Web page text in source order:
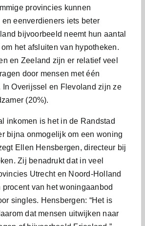
provincies kunnen
eenverdieners iets beter
bijvoorbeeld neemt hun aantal
het afsluiten van hypotheken.
en Zeeland zijn er relatief veel
door mensen met één
In Overijssel en Flevoland zijn ze
(20%).
inkomen is het in de Randstad
bijna onmogelijk om een woning
Ellen Hensbergen, directeur bij
Zij benadrukt dat in veel
Utrecht en Noord-Holland
procent van het woningaanbod
singles. Hensbergen: “Het is
dat mensen uitwijken naar